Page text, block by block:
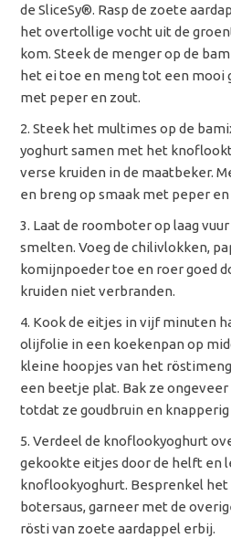
de SliceSy®. Rasp de zoete
het overtollige vocht uit de
kom. Steek de menger op de
het ei toe en meng tot een mooi
met peper en zout.
Steek het multimes op de
yoghurt samen met het
verse kruiden in de maatbeker.
en breng op smaak met peper en
Laat de roomboter op laag
smelten. Voeg de chilivlokken,
komijnpoeder toe en roer goed
kruiden niet verbranden.
Kook de eitjes in vijf minuten
olijfolie in een koekenpan op
kleine hoopjes van het
een beetje plat. Bak ze
totdat ze goudbruin en
Verdeel de knoflookyoghurt
gekookte eitjes door de helft en
knoflookyoghurt. Besprenkel
botersaus, garneer met de
rösti van zoete aardappel erbij.